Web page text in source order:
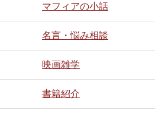
マフィアの小話
名言・悩み相談
映画雑学
書籍紹介